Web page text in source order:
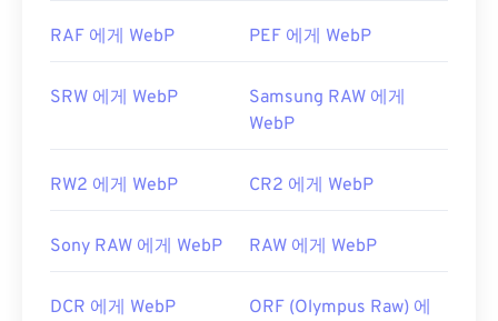
관련 WebP 도구:
사용하세요.
RAF 에게 WebP PEF 에게 WebP
SRW 에게 WebP
Samsung RAW 에게
WebP
RW2 에게 WebP CR2 에게 WebP
Sony RAW 에게 WebP RAW 에게 WebP
DCR 에게 WebP
ORF (Olympus Raw) 에